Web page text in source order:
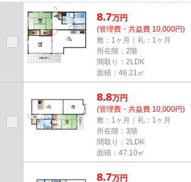
近に駅が2駅あり、行き先に応...
8.7万円
(管理費・共益費 10,000円)
敷：1ヶ月｜礼：1ヶ月
所在階：2階
間取り：2LDK
面積：48.21㎡
8.8万円
(管理費・共益費 10,000円)
敷：1ヶ月｜礼：1ヶ月
所在階：3階
間取り：2LDK
面積：47.10㎡
8.7万円